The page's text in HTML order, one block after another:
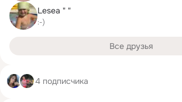
Lesea " "
:-)
Все друзья
4 подписчика